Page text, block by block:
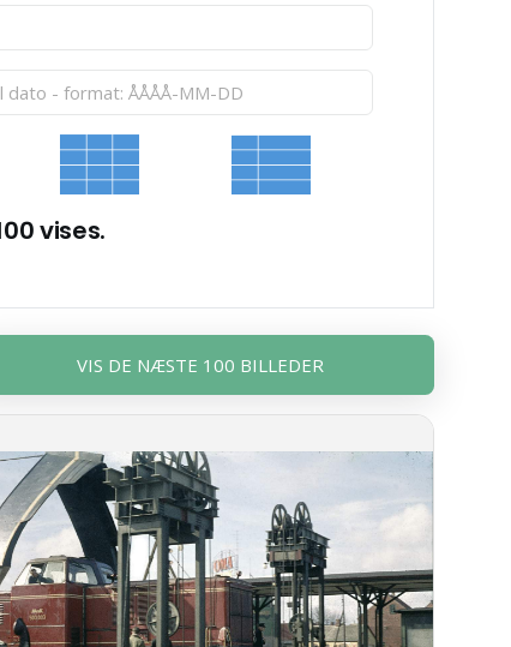
vises.
VIS DE NÆSTE 100 BILLEDER